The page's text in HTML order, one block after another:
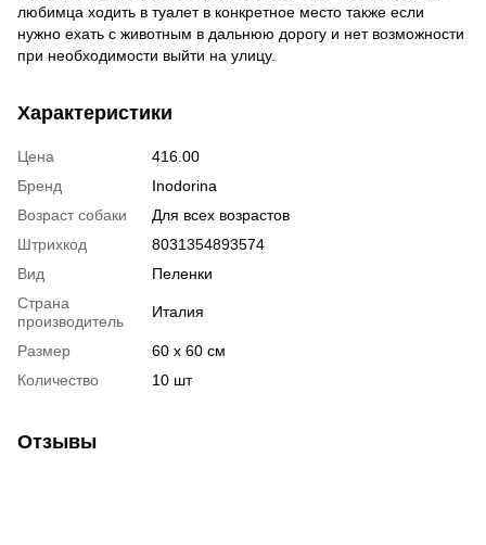
любимца ходить в туалет в конкретное место также если
нужно ехать с животным в дальнюю дорогу и нет возможности
при необходимости выйти на улицу.
Характеристики
Цена
416.00
Бренд
Inodorina
Возраст собаки
Для всех возрастов
Штрихкод
8031354893574
Вид
Пеленки
Страна
производитель
Италия
Размер
60 х 60 см
Количество
10 шт
Отзывы